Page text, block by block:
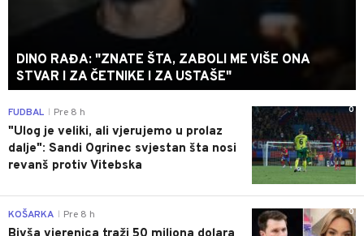
DINO RAĐA: "ZNATE ŠTA, ZABOLI ME VIŠE ONA
STVAR I ZA ČETNIKE I ZA USTAŠE"
0
FUDBAL Pre 8 h
"Ulog je veliki, ali vjerujemo u prolaz
dalje": Sandi Ogrinec svjestan šta nosi
revanš protiv Vitebska
0
KOŠARKA Pre 8 h